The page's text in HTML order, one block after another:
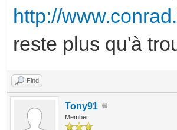
http://
reste plus qu'à
Find
Tony91
Member